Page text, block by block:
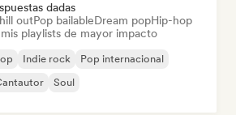
dadas
outPop bailableDream popHip-hop
playlists de mayor impacto
Indie rock
Pop internacional
Soul